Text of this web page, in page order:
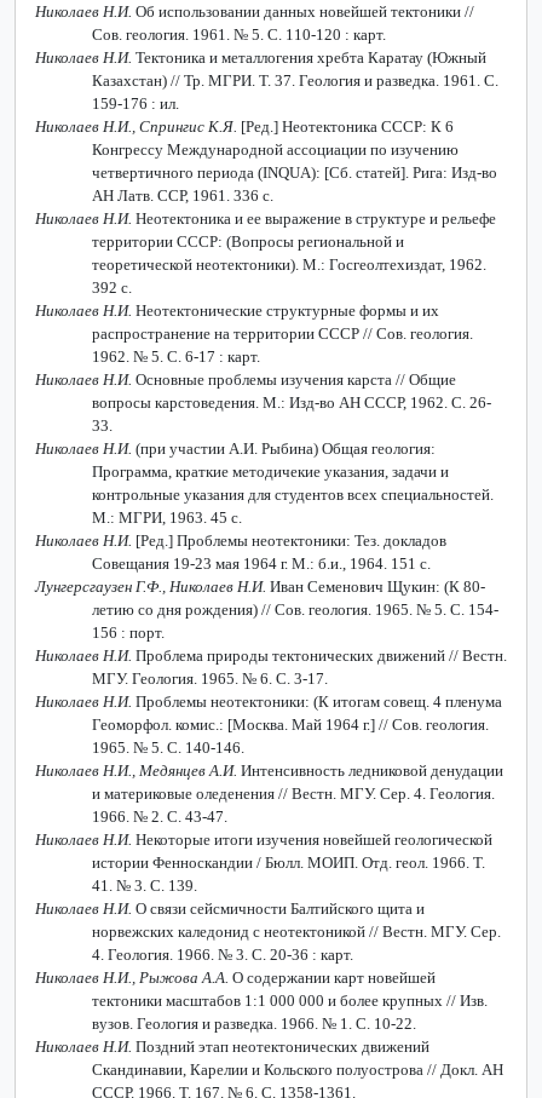
Николаев Н.И. Об использовании данных новейшей тектоники //
Сов. геология. 1961. № 5. С. 110-120 : карт.
Николаев Н.И. Тектоника и металлогения хребта Каратау (Южный
Казахстан) // Тр. МГРИ. Т. 37. Геология и разведка. 1961. С.
159-176 : ил.
Николаев Н.И., Спрингис К.Я. [Ред.] Неотектоника СССР: К 6
Конгрессу Международной ассоциации по изучению
четвертичного периода (INQUA): [Сб. статей]. Рига: Изд-во
АН Латв. ССР, 1961. 336 с.
Николаев Н.И. Неотектоника и ее выражение в структуре и рельефе
территории СССР: (Вопросы региональной и
теоретической неотектоники). М.: Госгеолтехиздат, 1962.
392 с.
Николаев Н.И. Неотектонические структурные формы и их
распространение на территории СССР // Сов. геология.
1962. № 5. С. 6-17 : карт.
Николаев Н.И. Основные проблемы изучения карста // Общие
вопросы карстоведения. М.: Изд-во АН СССР, 1962. С. 26-
33.
Николаев Н.И. (при участии А.И. Рыбина) Общая геология:
Программа, краткие методичекие указания, задачи и
контрольные указания для студентов всех специальностей.
М.: МГРИ, 1963. 45 с.
Николаев Н.И. [Ред.] Проблемы неотектоники: Тез. докладов
Совещания 19-23 мая 1964 г. М.: б.и., 1964. 151 с.
Лунгерсгаузен Г.Ф., Николаев Н.И. Иван Семенович Щукин: (К 80-
летию со дня рождения) // Сов. геология. 1965. № 5. С. 154-
156 : порт.
Николаев Н.И. Проблема природы тектонических движений // Вестн.
МГУ. Геология. 1965. № 6. С. 3-17.
Николаев Н.И. Проблемы неотектоники: (К итогам совещ. 4 пленума
Геоморфол. комис.: [Москва. Май 1964 г.] // Сов. геология.
1965. № 5. С. 140-146.
Николаев Н.И., Медянцев А.И. Интенсивность ледниковой денудации
и материковые оледенения // Вестн. МГУ. Сер. 4. Геология.
1966. № 2. С. 43-47.
Николаев Н.И. Некоторые итоги изучения новейшей геологической
истории Фенноскандии / Бюлл. МОИП. Отд. геол. 1966. Т.
41. № 3. С. 139.
Николаев Н.И. О связи сейсмичности Балтийского щита и
норвежских каледонид с неотектоникой // Вестн. МГУ. Сер.
4. Геология. 1966. № 3. С. 20-36 : карт.
Николаев Н.И., Рыжова А.А. О содержании карт новейшей
тектоники масштабов 1:1 000 000 и более крупных // Изв.
вузов. Геология и разведка. 1966. № 1. С. 10-22.
Николаев Н.И. Поздний этап неотектонических движений
Скандинавии, Карелии и Кольского полуострова // Докл. АН
СССР. 1966. Т. 167. № 6. С. 1358-1361.